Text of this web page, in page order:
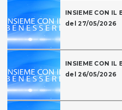
INSIEME CON IL
del 27/05/2026
INSIEME CON IL
del 26/05/2026